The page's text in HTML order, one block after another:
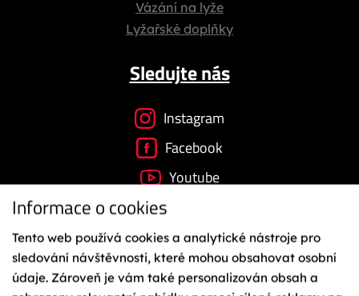
Vázání na lyže
Lyžařské doplňky
Sledujte nás
Instagram
Facebook
Youtube
Informace o cookies
Tento web používá cookies a analytické nástroje pro
sledování návštěvnosti, které mohou obsahovat osobní
údaje. Zároveň je vám také personalizován obsah a